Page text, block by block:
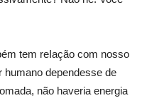
tem reIação com nosso
humano dependesse de
não haveria energia